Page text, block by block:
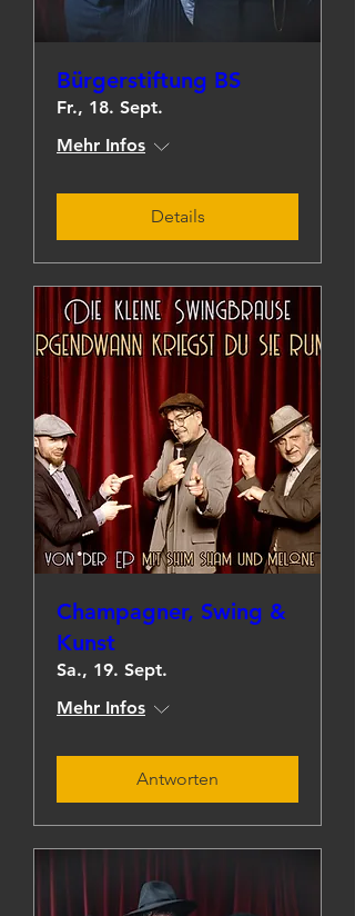
Bürgerstiftung BS
Fr., 18. Sept.
Mehr Infos
Details
Champagner, Swing &
Kunst
Sa., 19. Sept.
Mehr Infos
Antworten